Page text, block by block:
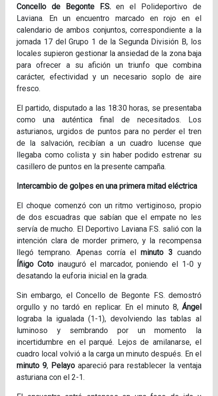
Concello de Begonte F.S.en el Polideportivo de
Laviana. En un encuentro marcado en rojo en el
calendario de ambos conjuntos, correspondiente a la
jornada 17 del Grupo 1 de la Segunda División B, los
locales supieron gestionar la ansiedad de la zona baja
para ofrecer a su afición un triunfo que combina
carácter, efectividad y un necesario soplo de aire
fresco.
El partido, disputado a las 18:30 horas, se presentaba
como una auténtica final de necesitados. Los
asturianos, urgidos de puntos para no perder el tren
de la salvación, recibían a un cuadro lucense que
llegaba como colista y sin haber podido estrenar su
casillero de puntos en la presente campaña.
Intercambio de golpes en una primera mitad eléctrica
El choque comenzó con un ritmo vertiginoso, propio
de dos escuadras que sabían que el empate no les
servía de mucho. El Deportivo Laviana F.S. salió con la
intención clara de morder primero, y la recompensa
llegó temprano. Apenas corría elminuto 3 cuando
Íñigo Coto inauguró el marcador, poniendo el 1-0 y
desatando la euforia inicial en la grada.
Sin embargo, el Concello de Begonte F.S. demostró
orgullo y no tardó en replicar. En el minuto 8, Ángel
lograba la igualada (1-1), devolviendo las tablas al
luminoso y sembrando por un momento la
incertidumbre en el parqué. Lejos de amilanarse, el
cuadro local volvió a la carga un minuto después. En el
minuto 9, Pelayoapareció para restablecer la ventaja
asturiana con el 2-1.